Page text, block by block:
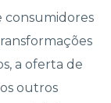
consumidores
a oferta de
outros